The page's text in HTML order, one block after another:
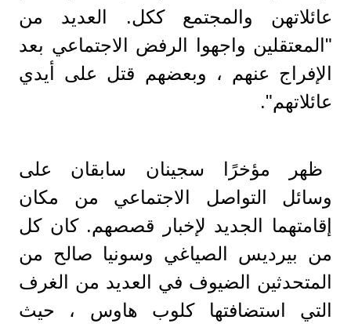
عائلاتهن والمجتمع ككل. العديد من
"المعتقلين واجهوا الرفض الاجتماعي بعد
الإفراج عنهم ، وبعضهم قتل على أيدي
عائلاتهم".
ظهر مؤخرًا سجينان سابقان على
وسائل التواصل الاجتماعي من مكان
إقامتهما الجديد لإخبار قصصهم. كان كل
من بيرديس الصياغي وسونيا صالح من
المتحدثين الضيوف في العديد من الغرف
التي استضافتها كلوب هاوس ، حيث